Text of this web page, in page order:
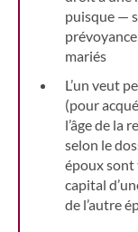
puisque —
mariés
L’un veut
(pour
l’âge de la
selon le
époux
capital
de l’autre